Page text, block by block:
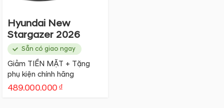
Hyundai New
Stargazer 2026
Sẵn có giao ngay
Giảm TIỀN MẶT + Tặng
phụ kiện chính hãng
489.000.000 ₫